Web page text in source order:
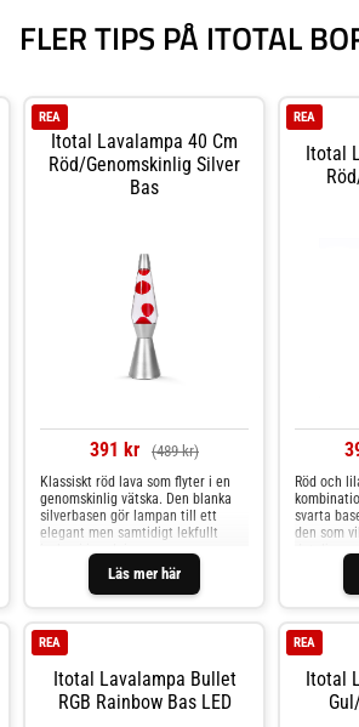
FLER TIPS PÅ ITOTAL
Itotal Lavalampa 40 Cm
Röd/genomskinlig Silver
Bas
REA
391 kr (489 kr)
Läs mer här
Klassiskt röd lava som flyter i en
genomskinlig vätska. Den blanka
silverbasen gör lampan till ett
elegant men samtidigt lekfullt
Itotal
REA
Röd och
svarta
den som
Itotal Lavalampa Bullet
RGB Rainbow Bas LED
REA
Itotal
REA